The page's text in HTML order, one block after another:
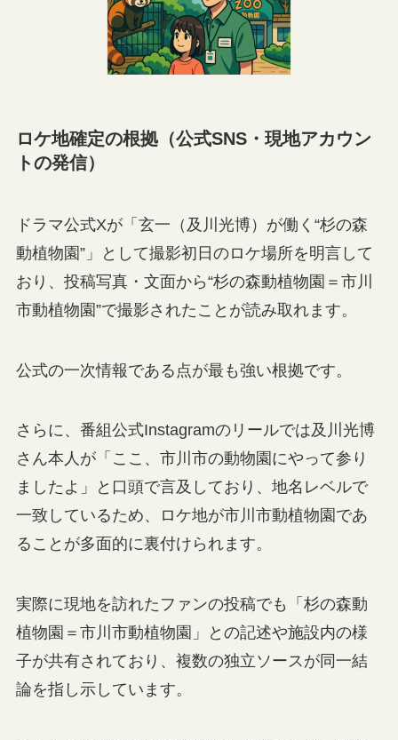
ロケ地確定の根拠（公式SNS・現地アカウン
トの発信）
ドラマ公式Xが「玄一（及川光博）が働く“杉の森
動植物園”」として撮影初日のロケ場所を明言して
おり、投稿写真・文面から“杉の森動植物園＝市川
市動植物園”で撮影されたことが読み取れます。
公式の一次情報である点が最も強い根拠です。
さらに、番組公式Instagramのリールでは及川光博
さん本人が「ここ、市川市の動物園にやって参り
ましたよ」と口頭で言及しており、地名レベルで
一致しているため、ロケ地が市川市動植物園であ
ることが多面的に裏付けられます。
実際に現地を訪れたファンの投稿でも「杉の森動
植物園＝市川市動植物園」との記述や施設内の様
子が共有されており、複数の独立ソースが同一結
論を指し示しています。